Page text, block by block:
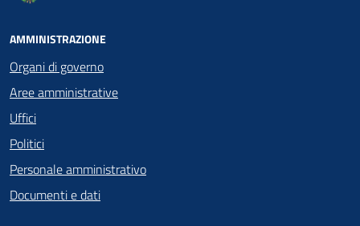
AMMINISTRAZIONE
Organi di governo
Aree amministrative
Uffici
Politici
Personale amministrativo
Documenti e dati